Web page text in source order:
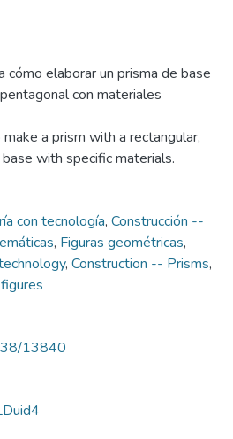
elaborar un prisma de base
con materiales
a prism with a rectangular,
with specific materials.
con tecnología, Construcción --
, Figuras geométricas,
, Construction -- Prisms,
13840